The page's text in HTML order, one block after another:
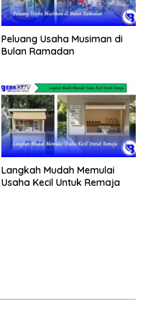
Peluang Usaha Musiman di
Bulan Ramadan
Langkah Mudah Memulai
Usaha Kecil Untuk Remaja